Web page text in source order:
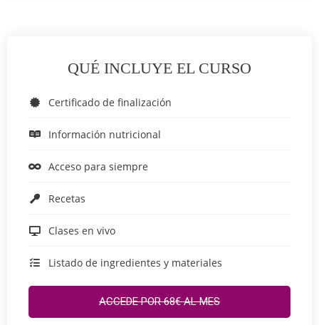
QUÉ INCLUYE EL CURSO
Certificado de finalización
Información nutricional
Acceso para siempre
Recetas
Clases en vivo
Listado de ingredientes y materiales
ACCEDE POR 68€ AL MES